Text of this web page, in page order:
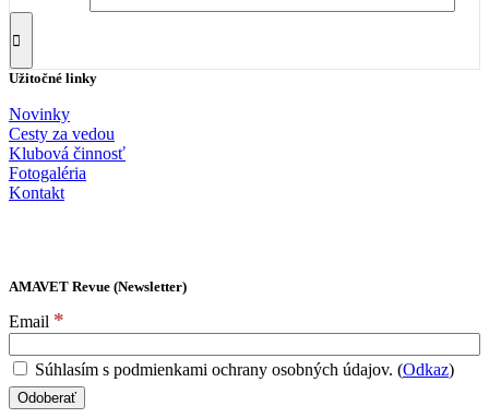
Užitočné linky
Novinky
Cesty za vedou
Klubová činnosť
Fotogaléria
Kontakt
AMAVET Revue (Newsletter)
Email *
Súhlasím s podmienkami ochrany osobných údajov. (Odkaz)